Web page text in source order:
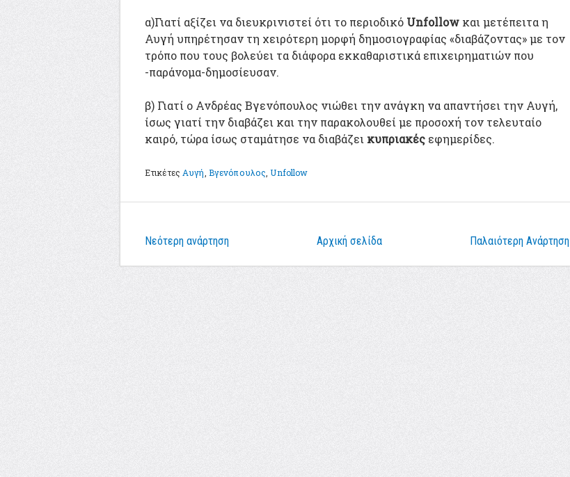
α)Γιατί αξίζει να διευκρινιστεί ότι το περιοδικό Unfollow και μετέπειτα η
Αυγή υπηρέτησαν τη χειρότερη μορφή δημοσιογραφίας «διαβάζοντας» με τον
τρόπο που τους βολεύει τα διάφορα εκκαθαριστικά επιχειρηματιών που
-παράνομα-δημοσίευσαν.
β) Γιατί ο Ανδρέας Βγενόπουλος νιώθει την ανάγκη να απαντήσει την Αυγή,
ίσως γιατί την διαβάζει και την παρακολουθεί με προσοχή τον τελευταίο
καιρό, τώρα ίσως σταμάτησε να διαβάζει κυπριακές εφημερίδες.
Ετικέτες Αυγή Βγενόπουλος ,Unfollow
Νεότερη ανάρτηση Παλαιότερη Ανάρτηση
Αρχική σελίδα